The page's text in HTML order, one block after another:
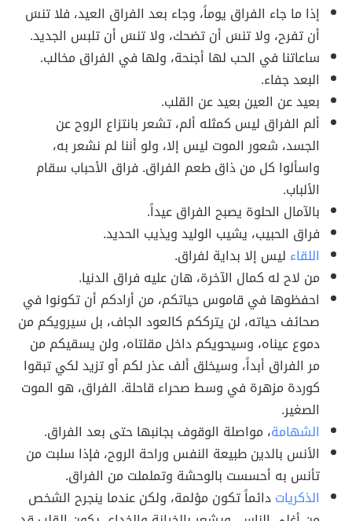
إذا ما جاء الفراق يوماً، وجاء بعد الفراق العيد، فلا تنسَ
أن تفرح، ولا تنسَ أن تضحك، ولا تنسَ أن تلبس الجديد.
ساعاتنا في الحب لها أجنحة، ولها في الفراق مخالب.
البعد جفاء.
بعيد عن العين بعيد عن القلب.
ألم الفراق ليس كمثله ألم، تشعر بانتزاع الروح عن
الجسد، شعور الموت ليس إلا، ولو أننا لم نشعر به،
واسألوا كل من ذاق طعم الفراق. فراق الأحباب سقام
الألباب.
بالآمال الحلوة يصبح الفراق عيداً.
فراق الحبيب، يشيب الوليد ويذيب الحديد.
اللقاء ليس إلا بداية لفراق.
من لاح له كمال الآخرة، هان عليه فراق الدنيا.
احفظوها في قاموس حياتكم، من أرادكم أن تكونوا في
صحائف حياته، لن يترككم كالعود الجاف، بل سيرويكم من
دموع عيناه، وسيحويكم داخل مقلتاه، ولن يسقيكم من
مر الفراق أبداً، وسيخلق ألف عذر لكم أو تزيد لكي تبقوا
كوردة مزهرة في وسط صحراء قاحلة. الفراق، هو الموت
الصغير.
الشهامة، مواصلة الوقوف بجانبها حتى بعد الفراق.
الأنس بالدين طبيعة النفس وراحة الروح، فإذا سلبت من
تأنس به أحسست بالوحشة وتململت من الفراق.
الذكرياتدائماً تكون مؤلمة، ولكن عندما ينجرح الشخص